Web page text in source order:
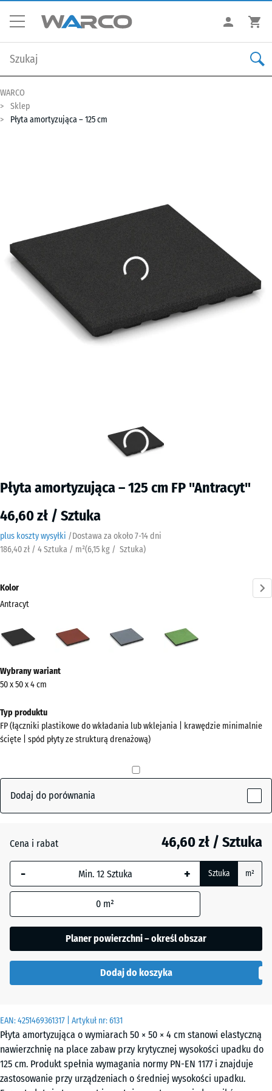
WARCO
Sklep
Płyta amortyzująca – 125 cm
Płyta amortyzująca – 125 cm FP "Antracyt"
46,60 zł / Sztuka
plus koszty wysyłki /Dostawa za około7-14 dni
186,40 zł / 4 Sztuka / m²(6,15 kg / Sztuka)
EAN:4251469361317 | Artykuł nr:6131
Płyta amortyzująca o wymiarach 50 × 50 × 4 cm stanowi elastyczną
nawierzchnię na place zabaw przy krytycznej wysokości upadku do
125 cm. Produkt spełnia wymagania normy PN-EN 1177 i znajduje
zastosowanie przy urządzeniach o średniej wysokości upadku.
Kolor
Antracyt
(active)
pomidorowy
informacji
o
kolorach?
Pokaż
paletę
(active)
pomidorowy
Grafitowy + 1,70 zł
+ 1,70 zł
Wybrany wariant
50 x 50 x 4 cm
Typ produktu
FP (łączniki plastikowe do wkładania lub wklejania | krawędzie minimalnie
ścięte | spód płyty ze strukturą drenażową)
Dodaj do porównania
Cena i rabat 46,60 zł / Sztuka
- + Sztuka m²
0 m²
Planer powierzchni – określ obszar
Dodaj do koszyka